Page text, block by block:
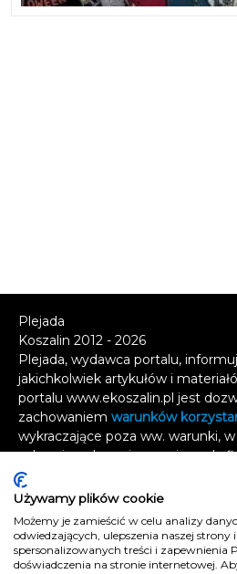
Plejada
Koszalin 2012 - 2026
Plejada, wydawca portalu,
jakichkolwiek artykułów i
portalu www.ekoszalin.pl jest
zachowaniem warunków
wykraczające poza ww. warunki,
zabronione bez pisemnej zgody
się, w jaki sposób możesz uzyskać
wykorzystanie treści.
Naruszenie tych zasad jest
odpowiedzialnością karną.
Wszelkie prawa zastrzeżone.
Używamy plików cookie
Możemy je zamieścić w celu analizy
odwiedzających, ulepszenia naszej
spersonalizowanych treści i zapewnienia
doświadczenia na stronie internetowej.